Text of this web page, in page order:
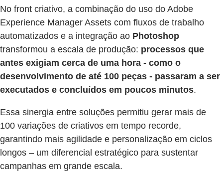
No front criativo, a combinação do uso do Adobe
Experience Manager Assets com fluxos de trabalho
automatizados e a integração ao Photoshop
transformou a escala de produção: processos que
antes exigiam cerca de uma hora - como o
desenvolvimento de até 100 peças - passaram a ser
executados e concluídos em poucos minutos.
Essa sinergia entre soluções permitiu gerar mais de
100 variações de criativos em tempo recorde,
garantindo mais agilidade e personalização em ciclos
longos – um diferencial estratégico para sustentar
campanhas em grande escala.